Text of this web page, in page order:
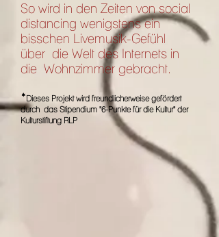
So wird in den Zeiten von social
distancing wenigstens ein
bisschen Livemusik-Gefühl
über die Welt des Internets in
die Wohnzimmer gebracht.
*Dieses Projekt wird freundlicherweise gefördert
durch das Stipendium "6-Punkte für die Kultur" der
Kulturstiftung RLP